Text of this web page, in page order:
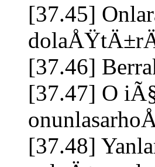
[37.45]
[37.46]
[37.47] O
[37.48]